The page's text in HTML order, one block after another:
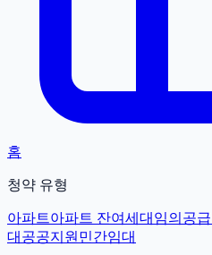
홈
청약 유형
아파트아파트 잔여세대 임의공급
대 공공지원민간임대